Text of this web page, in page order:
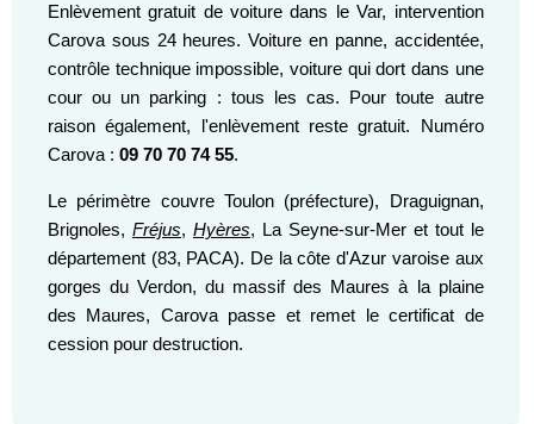
Enlèvement gratuit de voiture dans le Var, intervention
Carova sous 24 heures. Voiture en panne, accidentée,
contrôle technique impossible, voiture qui dort dans une
cour ou un parking : tous les cas. Pour toute autre
raison également, l'enlèvement reste gratuit. Numéro
Carova : 09 70 70 74 55.
Le périmètre couvre Toulon (préfecture), Draguignan,
Brignoles, Fréjus, Hyères, La Seyne-sur-Mer et tout le
département (83, PACA). De la côte d'Azur varoise aux
gorges du Verdon, du massif des Maures à la plaine
des Maures, Carova passe et remet le certificat de
cession pour destruction.